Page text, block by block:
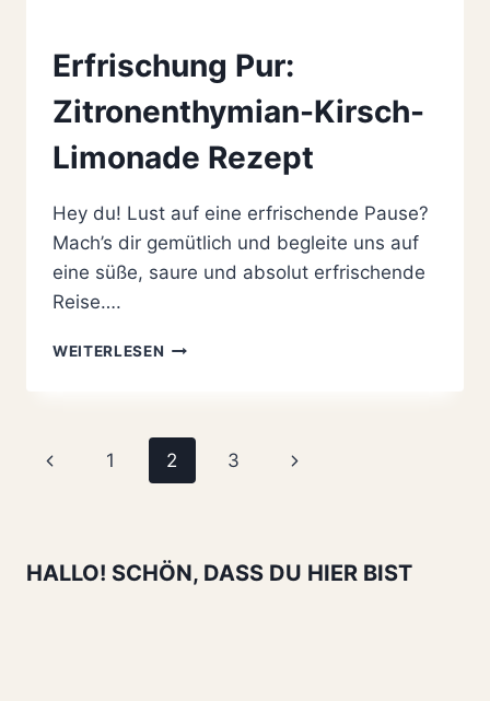
Erfrischung Pur:
Zitronenthymian-Kirsch-
Limonade Rezept
Hey du! Lust auf eine erfrischende Pause?
Mach’s dir gemütlich und begleite uns auf
eine süße, saure und absolut erfrischende
Reise….
WEITERLESEN ERFRISCHUNG
LIMONADE
REZEPT
Seitennavigation
Vorherige
1 2 3
Nächste
HALLO! SCHÖN, DASS DU HIER BIST